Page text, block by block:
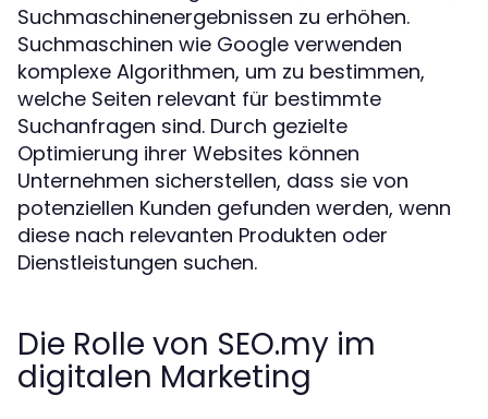
Suchmaschinenergebnissen zu erhöhen.
Suchmaschinen wie Google verwenden
komplexe Algorithmen, um zu bestimmen,
welche Seiten relevant für bestimmte
Suchanfragen sind. Durch gezielte
Optimierung ihrer Websites können
Unternehmen sicherstellen, dass sie von
potenziellen Kunden gefunden werden, wenn
diese nach relevanten Produkten oder
Dienstleistungen suchen.
Die Rolle von SEO.my im
digitalen Marketing